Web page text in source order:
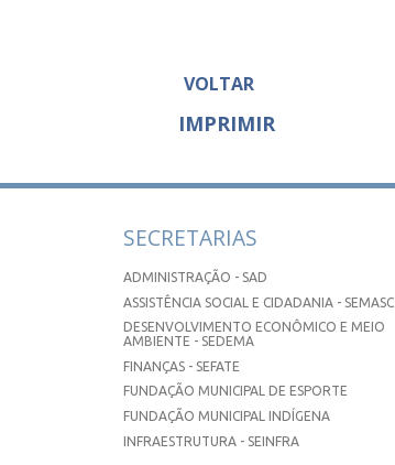
VOLTAR
IMPRIMIR
SECRETARIAS
ADMINISTRAÇÃO - SAD
ASSISTÊNCIA SOCIAL E CIDADANIA - SEMASC
DESENVOLVIMENTO ECONÔMICO E MEIO
AMBIENTE - SEDEMA
FINANÇAS - SEFATE
FUNDAÇÃO MUNICIPAL DE ESPORTE
FUNDAÇÃO MUNICIPAL INDÍGENA
INFRAESTRUTURA - SEINFRA